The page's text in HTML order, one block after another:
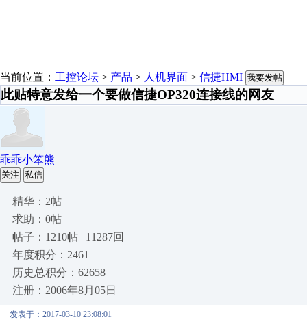
当前位置： 工控论坛 > 产品 > 人机界面 > 信捷HMI 我要发帖
此贴特意发给一个要做信捷OP320连接线的网友
乖乖小笨熊
关注 私信
精华：2帖
求助：0帖
帖子：1210帖 | 11287回
年度积分：2461
历史总积分：62658
注册：2006年8月05日
发表于：2017-03-10 23:08:01